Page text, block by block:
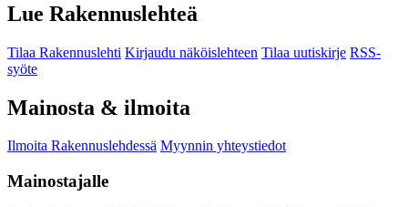
Lue Rakennuslehteä
Tilaa Rakennuslehti Kirjaudu näköislehteen Tilaa uutiskirje RSS-
syöte
Mainosta & ilmoita
Ilmoita Rakennuslehdessä Myynnin yhteystiedot
Mainostajalle